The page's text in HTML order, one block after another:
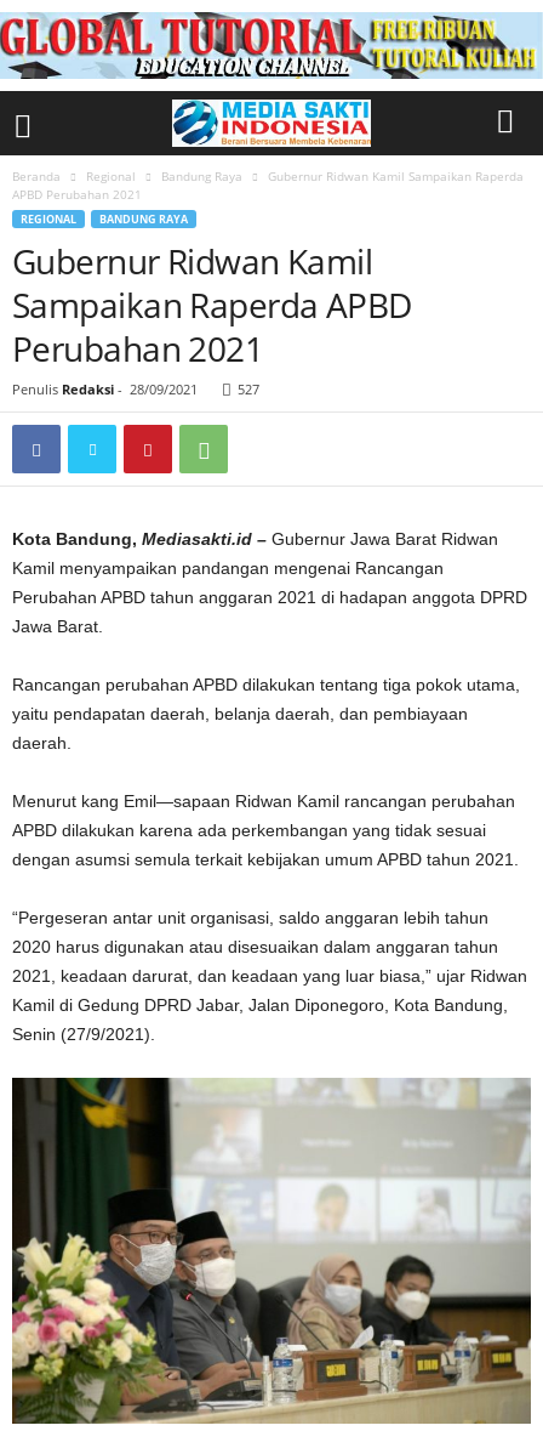
Beranda Regional Bandung Raya
Gubernur Ridwan Kamil Sampaikan Raperda
APBD Perubahan 2021
REGIONAL BANDUNG RAYA
Gubernur Ridwan Kamil
Sampaikan Raperda APBD
Perubahan 2021
Penulis Redaksi - 28/09/2021 527
Kota Bandung, Mediasakti.id – Gubernur Jawa Barat Ridwan
Kamil menyampaikan pandangan mengenai Rancangan
Perubahan APBD tahun anggaran 2021 di hadapan anggota DPRD
Jawa Barat.
Rancangan perubahan APBD dilakukan tentang tiga pokok utama,
yaitu pendapatan daerah, belanja daerah, dan pembiayaan
daerah.
Menurut kang Emil—sapaan Ridwan Kamil rancangan perubahan
APBD dilakukan karena ada perkembangan yang tidak sesuai
dengan asumsi semula terkait kebijakan umum APBD tahun 2021.
“Pergeseran antar unit organisasi, saldo anggaran lebih tahun
2020 harus digunakan atau disesuaikan dalam anggaran tahun
2021, keadaan darurat, dan keadaan yang luar biasa,” ujar Ridwan
Kamil di Gedung DPRD Jabar, Jalan Diponegoro, Kota Bandung,
Senin (27/9/2021).